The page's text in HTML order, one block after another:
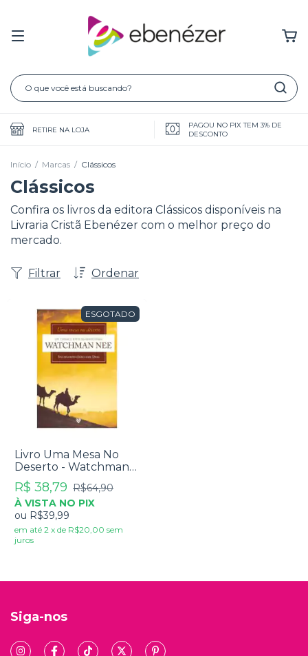
RETIRE NA LOJA
PAGOU NO PIX TEM 3% DE
DESCONTO
Início / Marcas / Clássicos
Clássicos
Confira os livros da editora Clássicos disponíveis na
Livraria Cristã Ebenézer com o melhor preço do
mercado.
Ordenar
Filtrar
ESGOTADO
Livro Uma Mesa No
Deserto - Watchman
Nee
R$ 38,79 R$64,90
À VISTA NO PIX
ou R$39,99
em até 2 x de R$20,00 sem
juros
Siga-nos